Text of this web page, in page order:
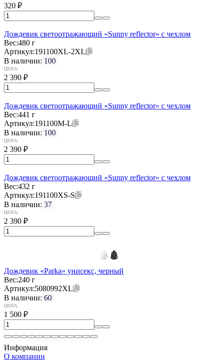
320 ₽
Дождевик светоотражающий «Sunny reflector» с чехлом
Вес:480 г
Артикул:191100XL-2XL
В наличии: 100
ЦЕНА:
2 390 ₽
Дождевик светоотражающий «Sunny reflector» с чехлом
Вес:441 г
Артикул:191100M-L
В наличии: 100
ЦЕНА:
2 390 ₽
Дождевик светоотражающий «Sunny reflector» с чехлом
Вес:432 г
Артикул:191100XS-S
В наличии: 37
ЦЕНА:
2 390 ₽
Дождевик «Parka» унисекс, черный
Вес:240 г
Артикул:5080992XL
В наличии: 60
ЦЕНА:
1 500 ₽
Информация
О компании